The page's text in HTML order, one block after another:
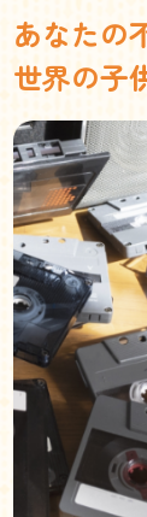
あなたの
世界の子